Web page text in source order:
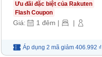
Ưu đãi đặc biệt của Rakuten
Flash Coupon
Giá: 1 đêm | |
Áp dụng 2 mã giảm 406.992 ₫